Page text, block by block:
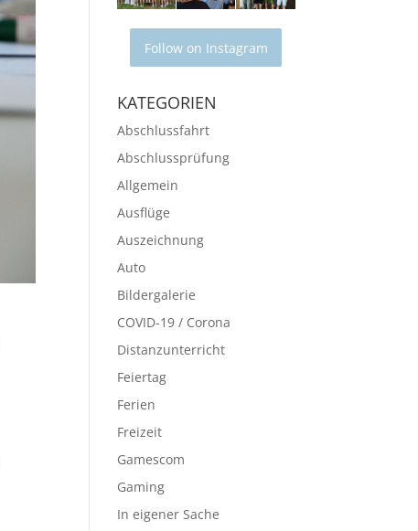
Follow on Instagram
KATEGORIEN
Abschlussfahrt
Abschlussprüfung
Allgemein
Ausflüge
Auszeichnung
Auto
Bildergalerie
COVID-19 / Corona
Distanzunterricht
Feiertag
Ferien
Freizeit
Gamescom
Gaming
In eigener Sache